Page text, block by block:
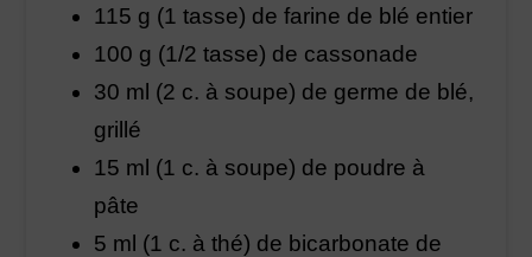
115 g (1 tasse) de farine de blé entier
100 g (1/2 tasse) de cassonade
30 ml (2 c. à soupe) de germe de blé,
grillé
15 ml (1 c. à soupe) de poudre à
pâte
5 ml (1 c. à thé) de bicarbonate de